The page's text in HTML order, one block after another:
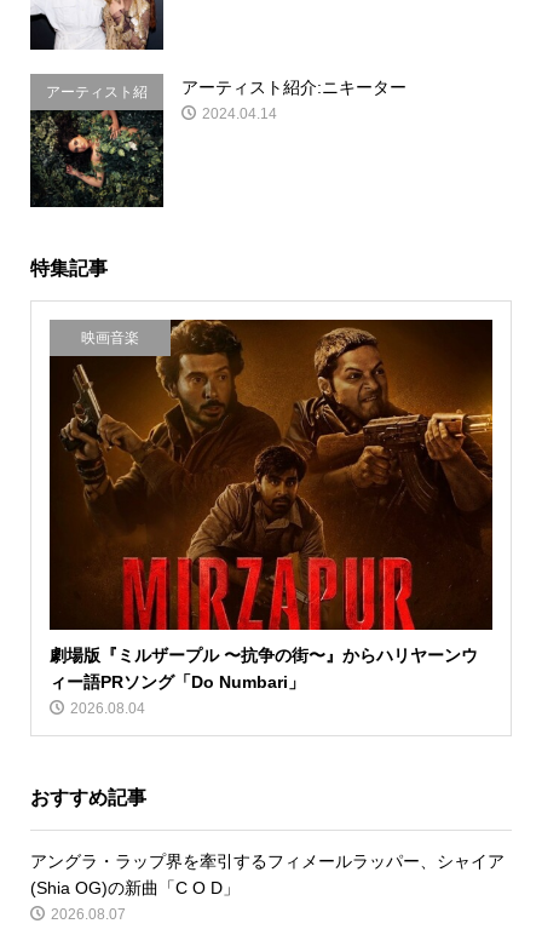
アーティスト紹
介
アーティスト紹介:ニキーター
2024.04.14
特集記事
映画音楽
劇場版『ミルザープル 〜抗争の街〜』からハリヤーンウ
ィー語PRソング「Do Numbari」
2026.08.04
おすすめ記事
アングラ・ラップ界を牽引するフィメールラッパー、シャイア
(Shia OG)の新曲「C O D」
2026.08.07